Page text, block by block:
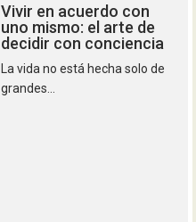
Vivir en acuerdo con
uno mismo: el arte de
decidir con conciencia
La vida no está hecha solo de
grandes...